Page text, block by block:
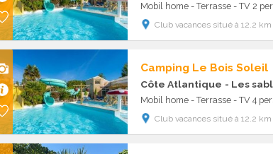
Mobil home - Terrasse - TV 2
Club vacances situé à 12.2
Camping Le Bois Soleil
Côte Atlantique - Les
Mobil home - Terrasse - TV 4
Club vacances situé à 12.2